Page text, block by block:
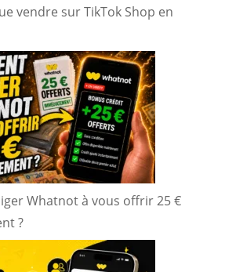
vendre sur TikTok Shop en
Whatnot à vous offrir 25 €
?